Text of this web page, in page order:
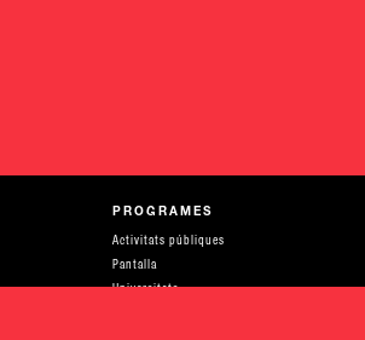
PROGRAMES
Activitats públiques
Pantalla
Universitats